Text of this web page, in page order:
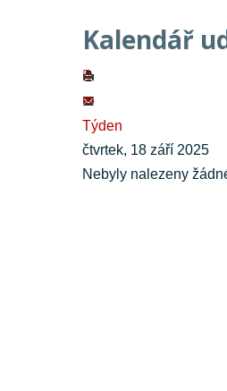
Kalendář
Týden
čtvrtek, 18 září 2025
Nebyly nalezeny